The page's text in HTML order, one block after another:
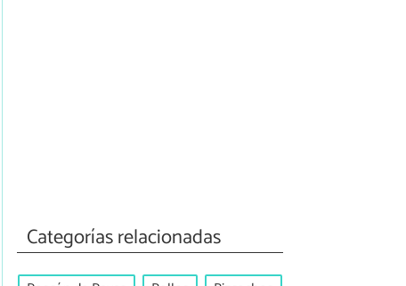
Categorías relacionadas